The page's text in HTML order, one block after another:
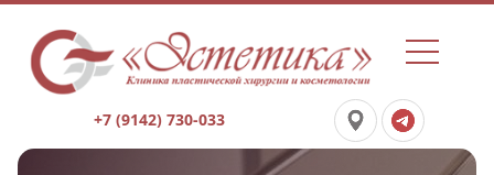
+7 (9142) 730-033